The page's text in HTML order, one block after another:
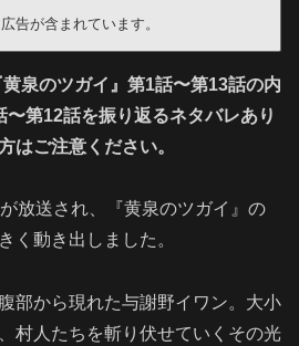
告が含まれています。
泉のツガイ』第1話〜第13話の内
第12話を振り返るネタバレあり
はご注意ください。
放送され、『黄泉のツガイ』の
く動き出しました。
部から現れた与謝野イワン。大小
村人たちを斬り伏せていくその光